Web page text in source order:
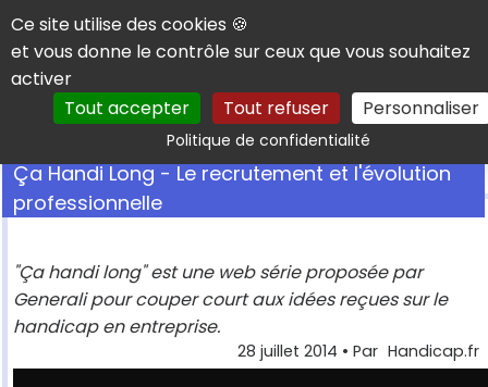
Panneau de gestion des cookies
Ce site utilise des cookies 🍪
et vous donne le contrôle sur ceux que vous souhaitez
activer
Tout accepter
Tout refuser Personnaliser
Politique de confidentialitéRechercher
Ça Handi Long - Le recrutement et l'évolution
professionnelle
"Ça handi long" est une web série proposée par
Generali pour couper court aux idées reçues sur le
handicap en entreprise.
28 juillet 2014 • Par Handicap.fr